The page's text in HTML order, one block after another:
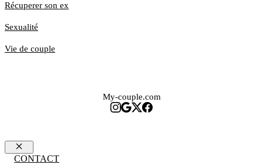
Récuperer son ex
Sexualité
Vie de couple
My-couple.com
Fermer
CONTACT